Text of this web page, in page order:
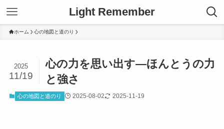
Light Remember
ホーム 心の地図と道のり
心の力を思い出す―ほんとうの力
と強さ
2025
11/19
心の地図と道のり 2025-08-02 2025-11-19